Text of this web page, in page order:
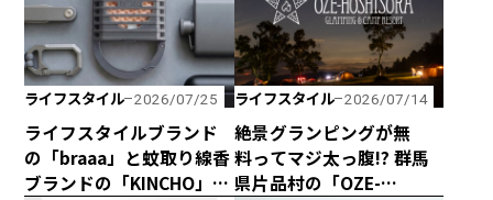
ライフスタイル 2026/07/25
ライフスタイルブランド
の「braaa」と蚊取り線香
ブランドの「KINCHO」が
ライフスタイル 2026/07/14
絶景グランピングが無
料ってマジ太っ腹!? 群馬
県片品村の「OZE-